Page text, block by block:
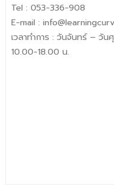
Tel : 053-336-908
E-mail :
เวลาทำการ : วันจันทร์ – วัน
10.00-18.00 น.